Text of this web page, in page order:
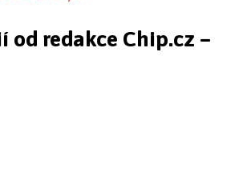
redakce Chip.cz –